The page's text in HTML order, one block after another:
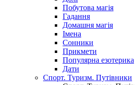
Побутова магія
Гадання
Домашня магія
Імена
Сонники
Прикмети
Популярна езотерика
Дати
Спорт. Туризм. Путівники